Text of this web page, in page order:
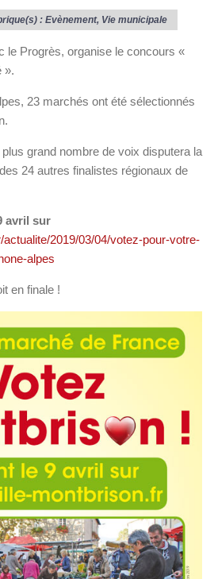
: Evènement, Vie municipale
le Progrès, organise le concours «
».
23 marchés ont été sélectionnés
grand nombre de voix disputera la
24 autres finalistes régionaux de
avril sur
2019/03/04/votez-pour-votre-
alpes
en finale !